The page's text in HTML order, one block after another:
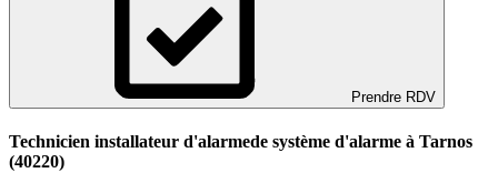
Prendre RDV
Technicien installateur d'alarmede système d'alarme à Tarnos
(40220)